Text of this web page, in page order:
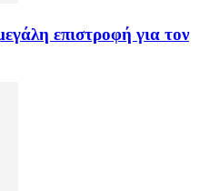
επιστροφή για τον